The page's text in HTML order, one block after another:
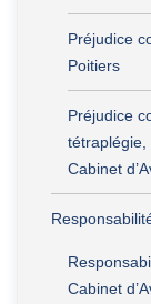
Préjudice
Poitiers
Préjudice
Cabinet
Cabinet